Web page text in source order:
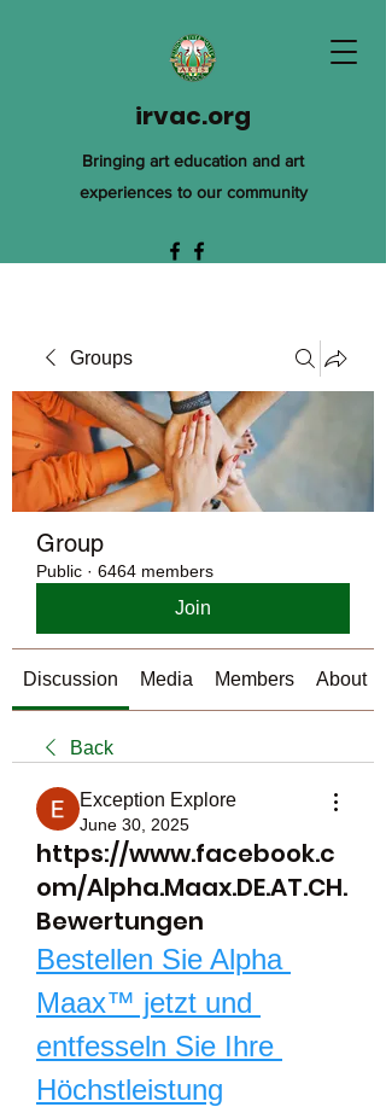
irvac.org
Bringing art education and art
experiences to our community
Groups
Group
Public · 6464 members
Join
Discussion Media Members About
Back
Exception Explore
June 30, 2025
https://www.facebook.c
om/Alpha.Maax.DE.AT.CH.
Bewertungen
Bestellen Sie Alpha
Maax™ jetzt und
entfesseln Sie Ihre
Höchstleistung